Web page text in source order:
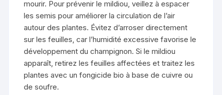
mourir. Pour prévenir le mildiou, veillez à espacer
les semis pour améliorer la circulation de l’air
autour des plantes. Évitez d’arroser directement
sur les feuilles, car l’humidité excessive favorise le
développement du champignon. Si le mildiou
apparaît, retirez les feuilles affectées et traitez les
plantes avec un fongicide bio à base de cuivre ou
de soufre.